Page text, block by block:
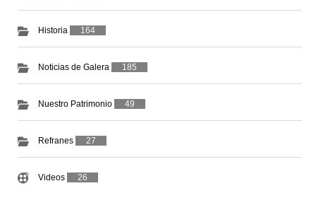
Historia 164
Noticias de Galera 185
Nuestro Patrimonio 49
Refranes 27
Videos 26